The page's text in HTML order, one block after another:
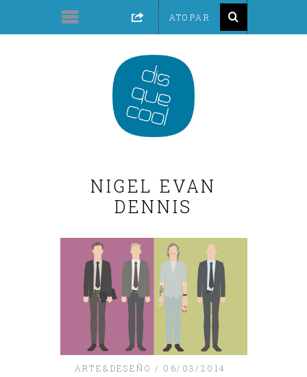
NIGEL EVAN
DENNIS
ARTE&DESEÑO 06/03/2014